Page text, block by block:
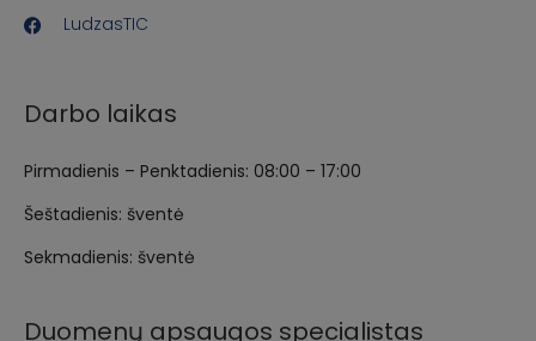
LudzasTIC
Darbo laikas
Pirmadienis – Penktadienis: 08:00 – 17:00
Šeštadienis: šventė
Sekmadienis: šventė
Duomenų apsaugos specialistas